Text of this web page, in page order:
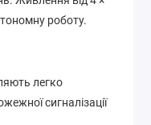
роботу.
легко
сигналізації